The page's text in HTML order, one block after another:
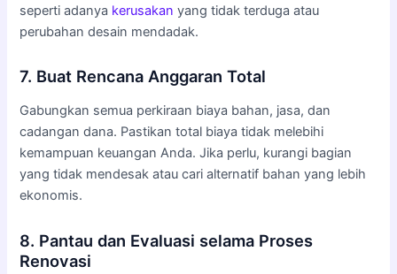
seperti adanya kerusakan yang tidak terduga atau
perubahan desain mendadak.
7. Buat Rencana Anggaran Total
Gabungkan semua perkiraan biaya bahan, jasa, dan
cadangan dana. Pastikan total biaya tidak melebihi
kemampuan keuangan Anda. Jika perlu, kurangi bagian
yang tidak mendesak atau cari alternatif bahan yang lebih
ekonomis.
8. Pantau dan Evaluasi selama Proses
Renovasi